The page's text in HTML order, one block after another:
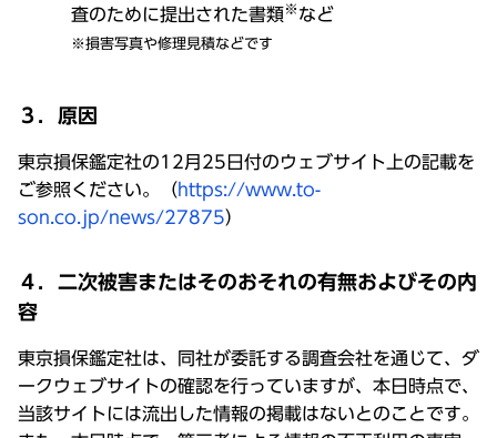
査のために提出された書類 ※ など
※損害写真や修理見積などです
３．原因
東京損保鑑定社の12月25日付のウェブサイト上の記載を
ご参照ください。（https://www.to-
son.co.jp/news/27875）
４．二次被害またはそのおそれの有無およびその内
容
東京損保鑑定社は、同社が委託する調査会社を通じて、ダ
ークウェブサイトの確認を行っていますが、本日時点で、
当該サイトには流出した情報の掲載はないとのことです。